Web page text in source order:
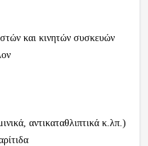
και κινητών συσκευών
αντικαταθλιπτικά κ.λπ.)